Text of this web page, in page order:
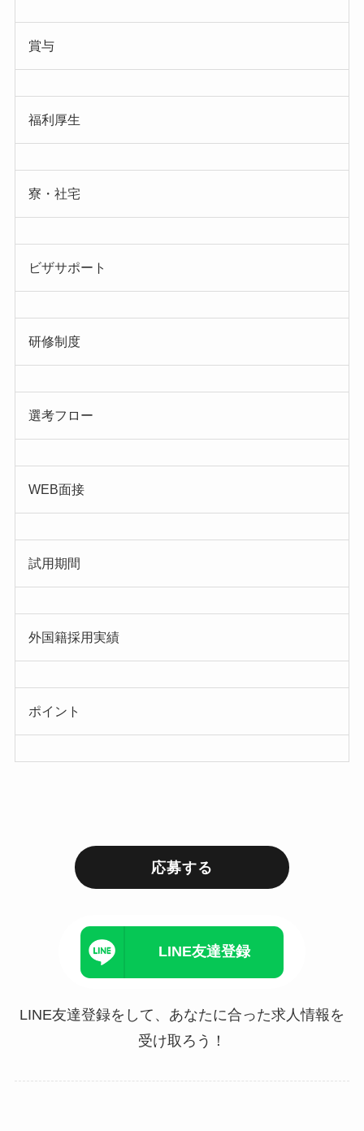
賞与
福利厚生
寮・社宅
ビザサポート
研修制度
選考フロー
WEB面接
試用期間
外国籍採用実績
ポイント
応募する
LINE友達登録
LINE友達登録をして、あなたに合った求人情報を
受け取ろう！